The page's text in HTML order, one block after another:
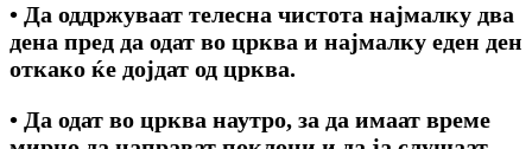
• Да оддржуваат телесна чистота најмалку два
дена пред да одат во црква и најмалку еден ден
откако ќе дојдат од црква.
• Да одат во црква наутро, за да имаат време